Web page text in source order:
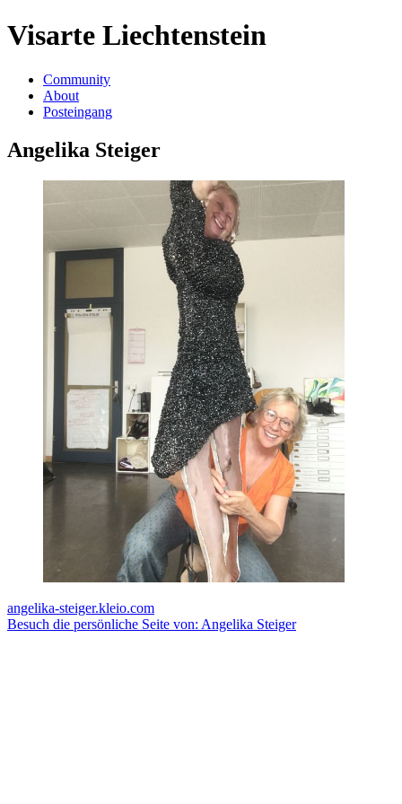
Visarte Liechtenstein
Community
About
Posteingang
Angelika Steiger
angelika-steiger.kleio.com
Besuch die persönliche Seite von: Angelika Steiger